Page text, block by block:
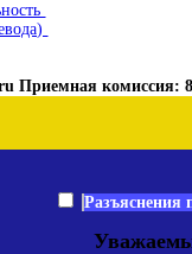
Приемная комиссия: 8
Разъяснения